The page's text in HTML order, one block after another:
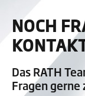
NOCH
Das RATH
Fragen gerne